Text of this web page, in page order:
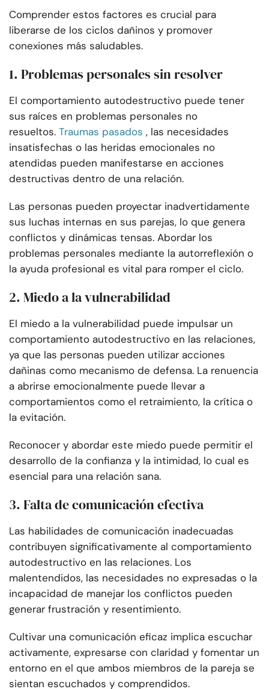
Comprender estos factores es crucial para
liberarse de los ciclos dañinos y promover
conexiones más saludables.
1. Problemas personales sin resolver
El comportamiento autodestructivo puede tener
sus raíces en problemas personales no
resueltos. Traumas pasados , las necesidades
insatisfechas o las heridas emocionales no
atendidas pueden manifestarse en acciones
destructivas dentro de una relación.
Las personas pueden proyectar inadvertidamente
sus luchas internas en sus parejas, lo que genera
conflictos y dinámicas tensas. Abordar los
problemas personales mediante la autorreflexión o
la ayuda profesional es vital para romper el ciclo.
2. Miedo a la vulnerabilidad
El miedo a la vulnerabilidad puede impulsar un
comportamiento autodestructivo en las relaciones,
ya que las personas pueden utilizar acciones
dañinas como mecanismo de defensa. La renuencia
a abrirse emocionalmente puede llevar a
comportamientos como el retraimiento, la crítica o
la evitación.
Reconocer y abordar este miedo puede permitir el
desarrollo de la confianza y la intimidad, lo cual es
esencial para una relación sana.
3. Falta de comunicación efectiva
Las habilidades de comunicación inadecuadas
contribuyen significativamente al comportamiento
autodestructivo en las relaciones. Los
malentendidos, las necesidades no expresadas o la
incapacidad de manejar los conflictos pueden
generar frustración y resentimiento.
Cultivar una comunicación eficaz implica escuchar
activamente, expresarse con claridad y fomentar un
entorno en el que ambos miembros de la pareja se
sientan escuchados y comprendidos.